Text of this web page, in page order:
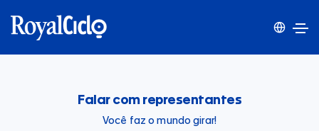
Falar com representantes
Você faz o mundo girar!